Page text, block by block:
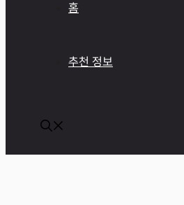
홈
추천 정보